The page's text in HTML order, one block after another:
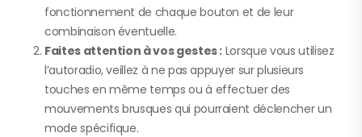
fonctionnement de chaque bouton et de leur
combinaison éventuelle.
Faites attention à vos gestes : Lorsque vous utilisez
l’autoradio, veillez à ne pas appuyer sur plusieurs
touches en même temps ou à effectuer des
mouvements brusques qui pourraient déclencher un
mode spécifique.